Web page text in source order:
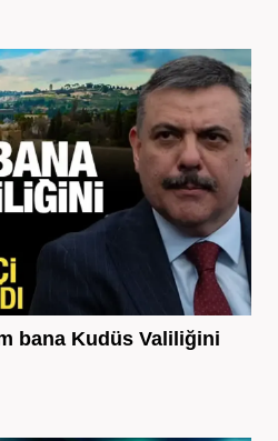
bana Kudüs Valiliğini